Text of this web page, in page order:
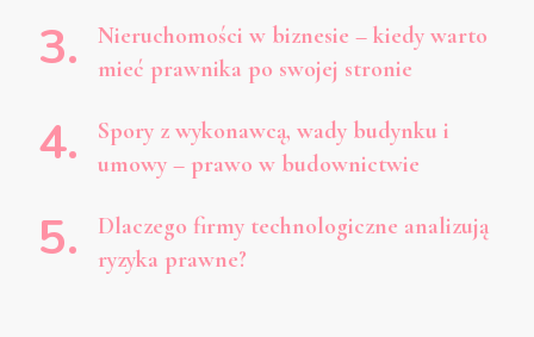
Nieruchomości w biznesie – kiedy warto
mieć prawnika po swojej stronie
Spory z wykonawcą, wady budynku i
umowy – prawo w budownictwie
Dlaczego firmy technologiczne analizują
ryzyka prawne?